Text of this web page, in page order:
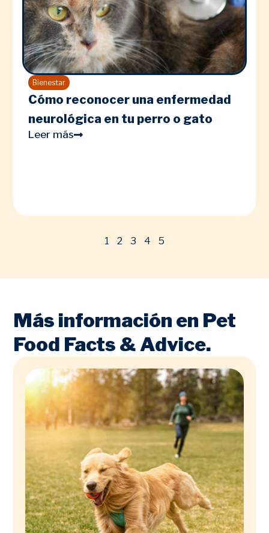
Bienestar
Cómo reconocer una enfermedad
neurológica en tu perro o gato
Leer más
1 2 3 4 5
Más información en Pet
Food Facts & Advice.